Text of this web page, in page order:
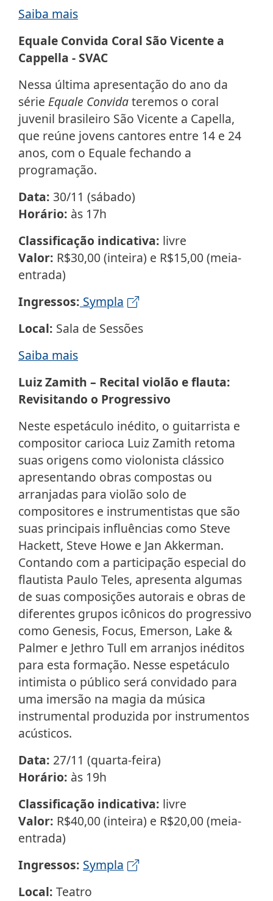
Saiba mais
Equale Convida Coral São Vicente a
Cappella - SVAC
Nessa última apresentação do ano da
série Equale Convidateremos o coral
juvenil brasileiro São Vicente a Capella,
que reúne jovens cantores entre 14 e 24
anos, com o Equale fechando a
programação.
Data: 30/11 (sábado)
Horário: às 17h
Classificação indicativa: livre
Valor: R$30,00 (inteira) e R$15,00 (meia-
entrada)
Ingressos: Sympla
Local: Sala de Sessões
Saiba mais
Luiz Zamith – Recital violão e flauta:
Revisitando o Progressivo
Neste espetáculo inédito, o guitarrista e
compositor carioca Luiz Zamith retoma
suas origens como violonista clássico
apresentando obras compostas ou
arranjadas para violão solo de
compositores e instrumentistas que são
suas principais influências como Steve
Hackett, Steve Howe e Jan Akkerman.
Contando com a participação especial do
flautista Paulo Teles, apresenta algumas
de suas composições autorais e obras de
diferentes grupos icônicos do progressivo
como Genesis, Focus, Emerson, Lake &
Palmer e Jethro Tull em arranjos inéditos
para esta formação. Nesse espetáculo
intimista o público será convidado para
uma imersão na magia da música
instrumental produzida por instrumentos
acústicos.
Data: 27/11 (quarta-feira)
Horário: às 19h
Classificação indicativa: livre
Valor: R$40,00 (inteira) e R$20,00 (meia-
entrada)
Ingressos: Sympla
Local: Teatro